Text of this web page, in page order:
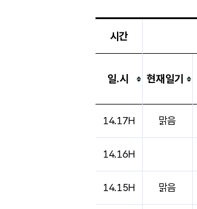
시간
일.시 현재일기
14.17H 맑음
14.16H
14.15H 맑음